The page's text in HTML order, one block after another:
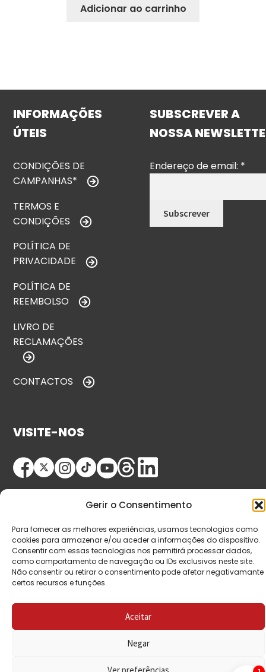
Gerir o Consentimento
Para fornecer as melhores experiências, usamos tecnologias como
cookies para armazenar e/ou aceder a informações do dispositivo.
Consentir com essas tecnologias nos permitirá processar dados,
como comportamento de navegação ou IDs exclusivos neste site.
Não consentir ou retirar o consentimento pode afetar negativamante
certos recursos e funções.
Aceitar
Negar
Ver preferências
Adicionar ao carrinho
INFORMAÇÕES
ÚTEIS
CONDIÇÕES DE
CAMPANHAS*
TERMOS E
CONDIÇÕES
POLÍTICA DE
PRIVACIDADE
POLÍTICA DE
REEMBOLSO
LIVRO DE
RECLAMAÇÕES
CONTACTOS
SUBSCREVER A
NOSSA
Endereço de email: *
VISITE-NOS
© Copyright 2026 Saída de Emergência. Todos os
direitos reservados.